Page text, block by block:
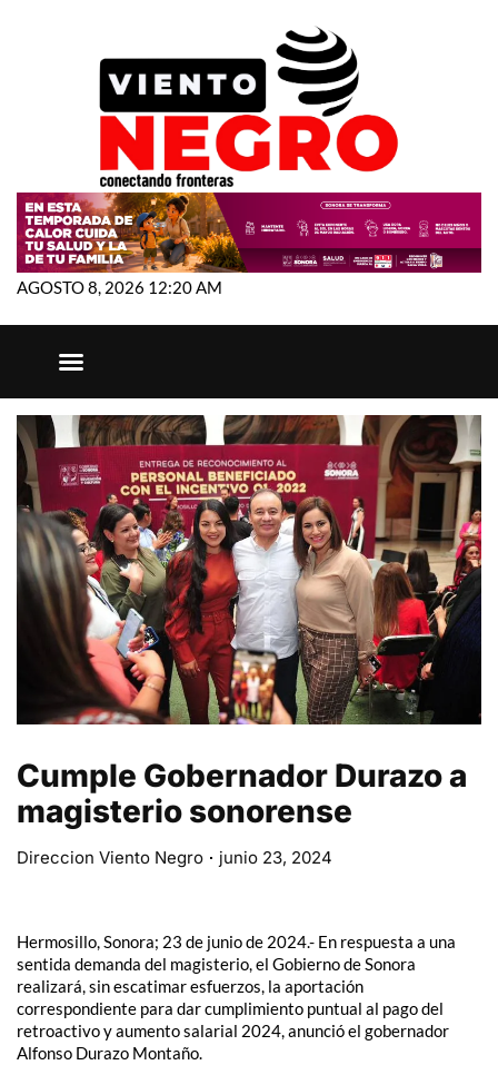
AGOSTO 8, 2026 12:20 AM
Cumple Gobernador Durazo a
magisterio sonorense
Direccion Viento Negro junio 23, 2024
Hermosillo, Sonora; 23 de junio de 2024.- En respuesta a una
sentida demanda del magisterio, el Gobierno de Sonora
realizará, sin escatimar esfuerzos, la aportación
correspondiente para dar cumplimiento puntual al pago del
retroactivo y aumento salarial 2024, anunció el gobernador
Alfonso Durazo Montaño.